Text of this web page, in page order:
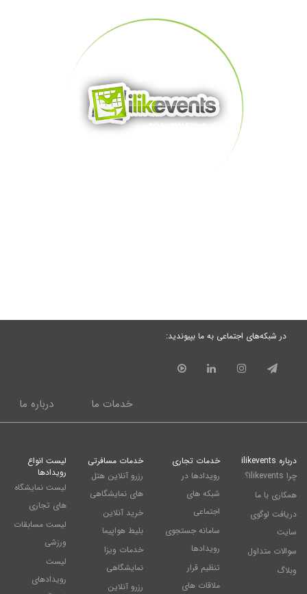
در شبکه‌های اجتماعی به ما بپیوندید:
درباره ما خدمات ما
درباره ilikevents
چرا ilikevents؟
همکاری با ما
دریافت لوگوی
سایت
سوالات متداول
وبلاگ
خدمات تجاری
رویدادها در
شبکه های
اجتماعی
سامانه جستجوی
رویدادها
تنظیم قرار
ملاقات های
خدمات مسافرتی
رزرو آنلاین هتل
های نمایشگاهی
خرید آنلاین
بلیط هواپیما
خدمات ویزا
نمایشگاهی
رزرو آنلاین
لیست انواع
رویدادها
لیست نمایشگاه
های تجاری
لیست مسابقات
ورزشی
لیست
رویدادهای